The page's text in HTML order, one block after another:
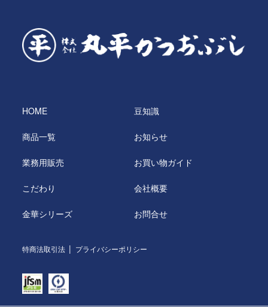
HOME
商品一覧
業務用販売
こだわり
金華シリーズ
豆知識
お知らせ
お買い物ガイド
会社概要
お問合せ
特商法取引法 プライバシーポリシー